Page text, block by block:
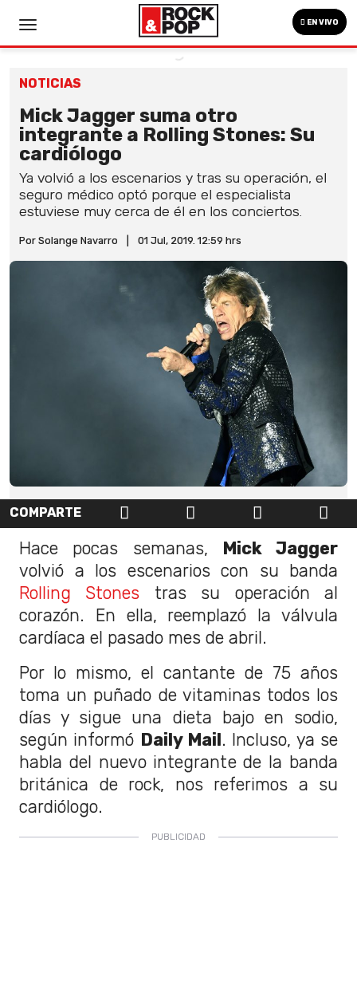
EN VIVO
NOTICIAS
Mick Jagger suma otro
integrante a Rolling Stones: Su
cardiólogo
Ya volvió a los escenarios y tras su operación, el
seguro médico optó porque el especialista
estuviese muy cerca de él en los conciertos.
Por Solange Navarro 01 Jul, 2019. 12:59 hrs
COMPARTE
Hace pocas semanas, Mick Jagger
volvió a los escenarios con su banda
Rolling Stones tras su operación al
corazón. En ella, reemplazó la válvula
cardíaca el pasado mes de abril.
Por lo mismo, el cantante de 75 años
toma un puñado de vitaminas todos los
días y sigue una dieta bajo en sodio,
según informó Daily Mail. Incluso, ya se
habla del nuevo integrante de la banda
británica de rock, nos referimos a su
cardiólogo.